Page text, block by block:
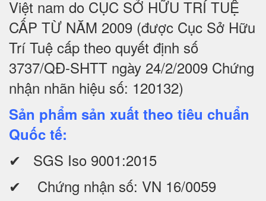
Việt nam do CỤC SỞ HỮU TRÍ TUỆ
CẤP TỪ NĂM 2009 (được Cục Sở Hữu
Trí Tuệ cấp theo quyết định số
3737/QĐ-SHTT ngày 24/2/2009 Chứng
nhận nhãn hiệu số: 120132)
Sản phẩm sản xuất theo tiêu chuẩn
Quốc tế:
✔ SGS Iso 9001:2015
✔ Chứng nhận số: VN 16/0059